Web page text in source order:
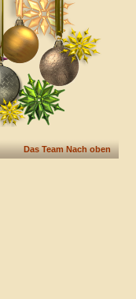
Das Team Nach oben